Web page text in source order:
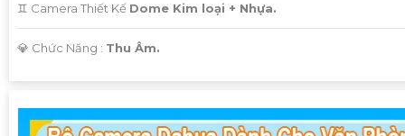
♊ Camera Thiết Kế Dome Kim loại + Nhựa.
️💎 Chức Năng : Thu Âm.